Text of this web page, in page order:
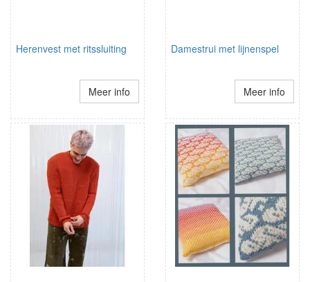
Herenvest met ritssluiting
Meer info
Damestrui met lijnenspel
Meer info